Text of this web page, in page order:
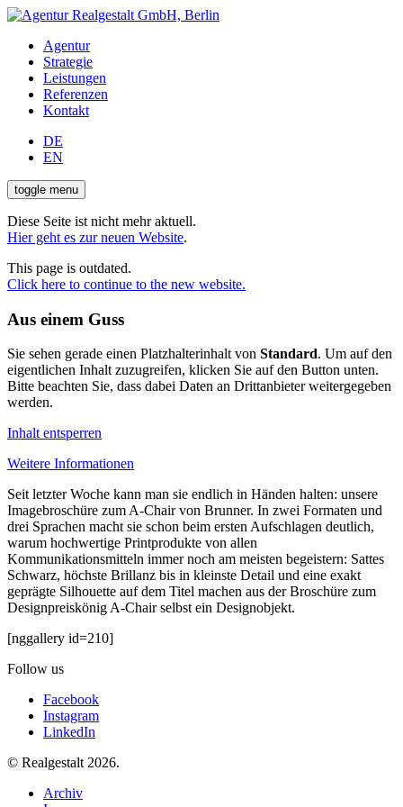
Agentur
Strategie
Leistungen
Referenzen
Kontakt
DE
EN
toggle menu
Diese Seite ist nicht mehr aktuell.
Hier geht es zur neuen Website.
This page is outdated.
Click here to continue to the new website.
Aus einem Guss
Sie sehen gerade einen Platzhalterinhalt von Standard. Um auf den
eigentlichen Inhalt zuzugreifen, klicken Sie auf den Button unten.
Bitte beachten Sie, dass dabei Daten an Drittanbieter weitergegeben
werden.
Inhalt entsperren
Weitere Informationen
Seit letzter Woche kann man sie endlich in Händen halten: unsere
Imagebroschüre zum A-Chair von Brunner. In zwei Formaten und
drei Sprachen macht sie schon beim ersten Aufschlagen deutlich,
warum hochwertige Printprodukte von allen
Kommunikationsmitteln immer noch am meisten begeistern: Sattes
Schwarz, höchste Brillanz bis in kleinste Detail und eine exakt
geprägte Silhouette auf dem Titel machen aus der Broschüre zum
Designpreiskönig A-Chair selbst ein Designobjekt.
[nggallery id=210]
Follow us
Facebook
Instagram
LinkedIn
© Realgestalt 2026.
Archiv